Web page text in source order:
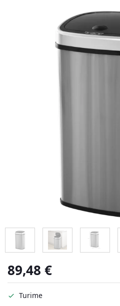
89,48 €
Turime